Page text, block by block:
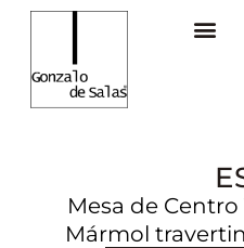
Mesa de Centro
Mármol